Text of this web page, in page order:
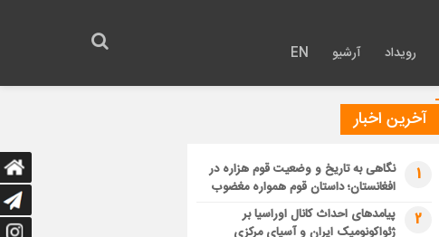
رویداد آرشیو EN
آخرین اخبار
1
نگاهی به تاریخ و وضعیت قوم هزاره در
افغانستان؛ داستان قوم همواره مغضوب
2
پیامدهای احداث کانال اوراسیا بر
ژئواکونومیک ایران و آسیای مرکزی